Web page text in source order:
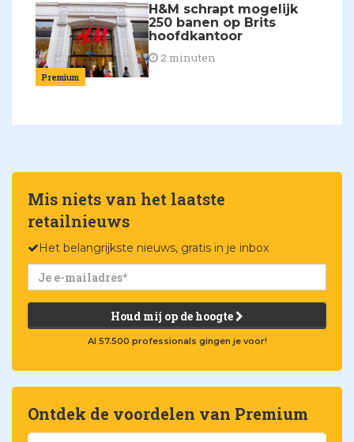
Premium
H&M schrapt mogelijk
250 banen op Brits
hoofdkantoor
2 minuten
Mis niets van het laatste
retailnieuws
Het belangrijkste nieuws, gratis in je inbox
Houd mij op de hoogte
Al 57.500 professionals gingen je voor!
Ontdek de voordelen van Premium